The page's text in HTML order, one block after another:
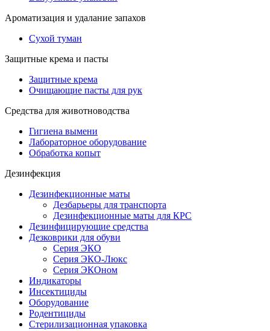
Ароматизация и удалание запахов
Сухой туман
Защитные крема и пасты
Защитные крема
Очищающие пасты для рук
Средства для животноводства
Гигиена вымени
Лабораторное оборудование
Обработка копыт
Дезинфекция
Дезинфекционные маты
Дезбарьеры для транспорта
Дезинфекционные маты для КРС
Дезинфицирующие средства
Дезковрики для обуви
Серия ЭКО
Серия ЭКО-Люкс
Серия ЭКОном
Индикаторы
Инсектициды
Оборудование
Родентициды
Стерилизационная упаковка